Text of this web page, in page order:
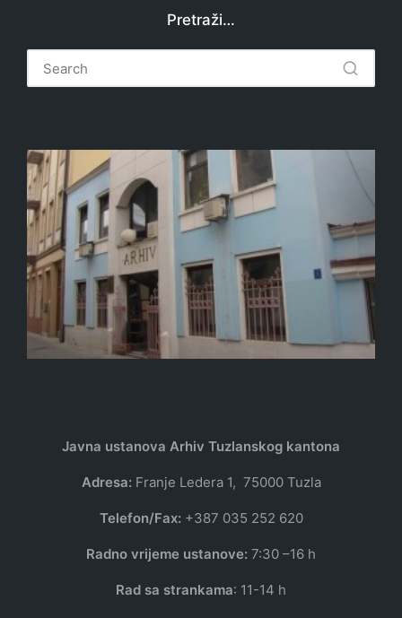
Pretraži…
Javna ustanova Arhiv Tuzlanskog kantona
Adresa: Franje Ledera 1, 75000 Tuzla
Telefon/Fax: +387 035 252 620
Radno vrijeme ustanove: 7:30 –16 h
Rad sa strankama: 11-14 h